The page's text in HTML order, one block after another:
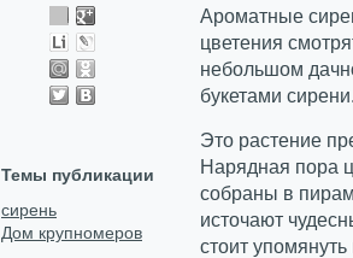
Темы публикации
сирень
Дом крупномеров
Ароматные
цветения
небольшом
букетами сирени.
Это растение
Нарядная пора
собраны в
источают
стоит